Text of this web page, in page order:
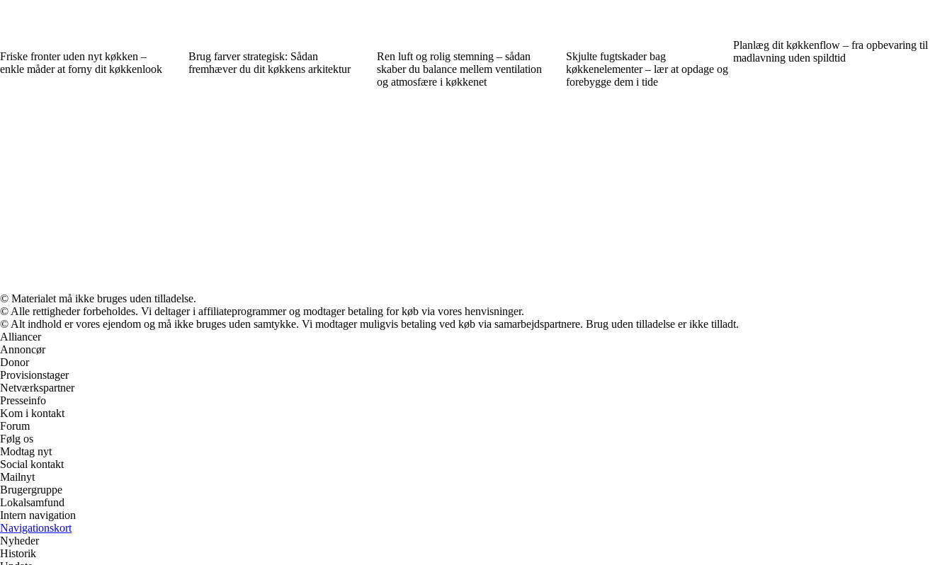
Friske fronter uden nyt køkken –
enkle måder at forny dit køkkenlook
Brug farver strategisk: Sådan
fremhæver du dit køkkens arkitektur
Ren luft og rolig stemning – sådan
skaber du balance mellem ventilation
og atmosfære i køkkenet
Skjulte fugtskader bag
køkkenelementer – lær at opdage og
forebygge dem i tide
Planlæg dit køkkenflow – fra opbevaring til
madlavning uden spildtid
© Materialet må ikke bruges uden tilladelse.
© Alle rettigheder forbeholdes. Vi deltager i affiliateprogrammer og modtager betaling for køb via vores henvisninger.
© Alt indhold er vores ejendom og må ikke bruges uden samtykke. Vi modtager muligvis betaling ved køb via samarbejdspartnere. Brug uden tilladelse er ikke tilladt.
Alliancer
Annoncør
Donor
Provisionstager
Netværkspartner
Presseinfo
Kom i kontakt
Forum
Følg os
Modtag nyt
Social kontakt
Mailnyt
Brugergruppe
Lokalsamfund
Intern navigation
Navigationskort
Nyheder
Historik